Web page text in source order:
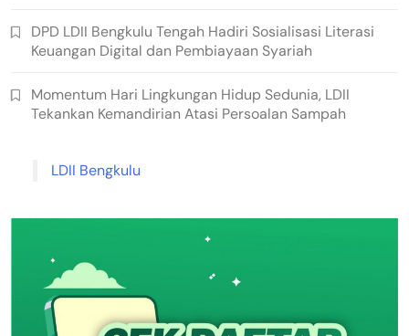
DPD LDII Bengkulu Tengah Hadiri Sosialisasi Literasi
Keuangan Digital dan Pembiayaan Syariah
Momentum Hari Lingkungan Hidup Sedunia, LDII
Tekankan Kemandirian Atasi Persoalan Sampah
LDII Bengkulu